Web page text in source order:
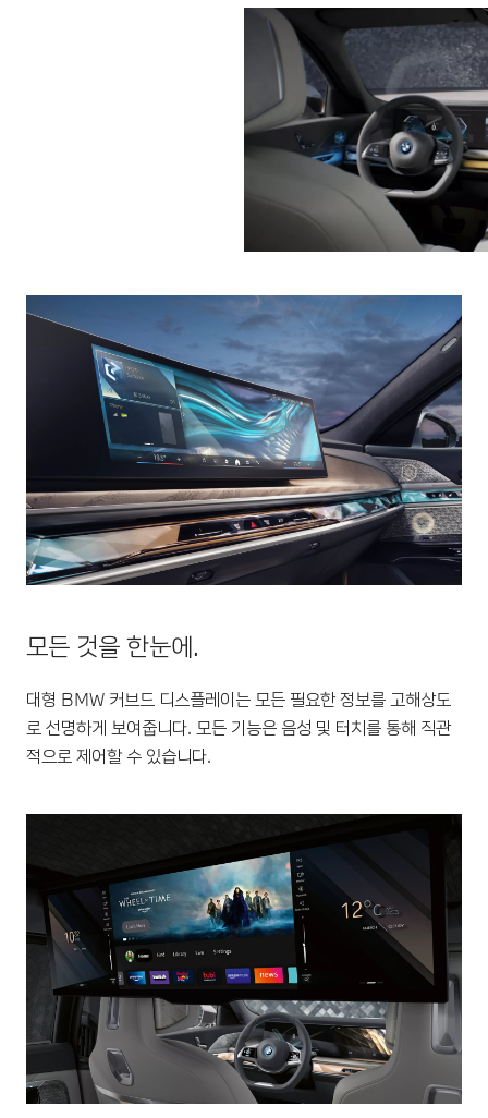
모든 것을 한눈에.
대형 BMW 커브드 디스플레이는 모든 필요한 정보를 고해상도
로 선명하게 보여줍니다. 모든 기능은 음성 및 터치를 통해 직관
적으로 제어할 수 있습니다.